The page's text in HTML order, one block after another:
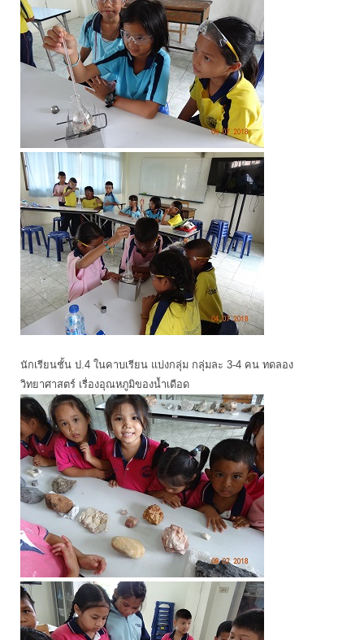
นักเรียนชั้น ป.4 ในคาบเรียน แบ่งกลุ่ม กลุ่มละ 3-4 คน ทดลอง
วิทยาศาสตร์ เรื่องอุณหภูมิของน้ำเดือด